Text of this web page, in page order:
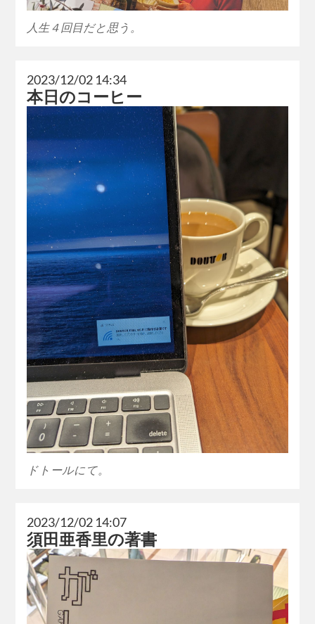
人生４回目だと思う。
2023/12/02 14:34
本日のコーヒー
ドトールにて。
2023/12/02 14:07
須田亜香里の著書